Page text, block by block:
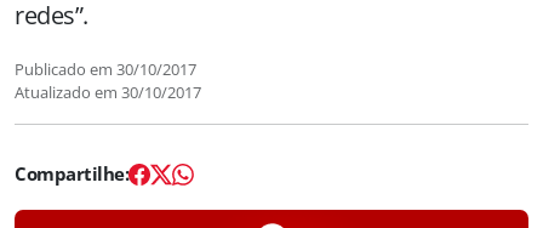
redes”.
Publicado em 30/10/2017
Atualizado em 30/10/2017